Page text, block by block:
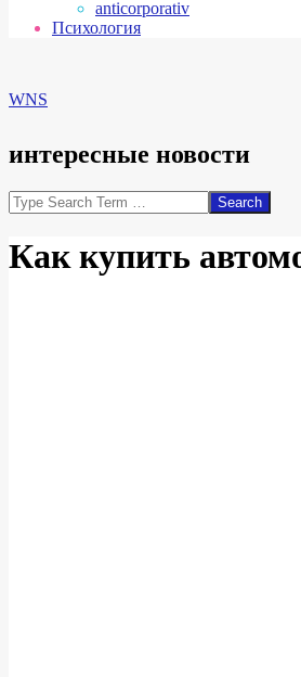
anticorporativ
Психология
WNS
интересные новости
Search
Как купить